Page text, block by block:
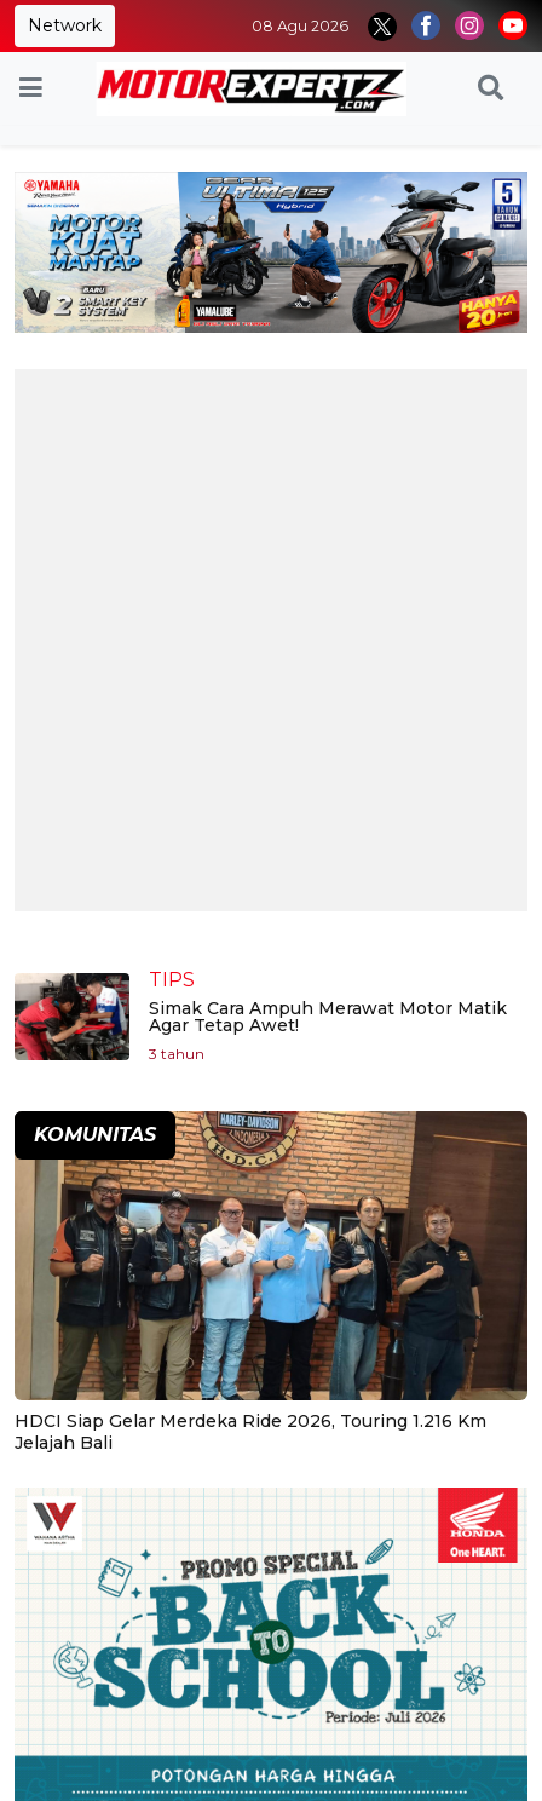
Network 08 Agu 2026
TIPS
Simak Cara Ampuh Merawat Motor Matik
Agar Tetap Awet!
3 tahun
KOMUNITAS
HDCI Siap Gelar Merdeka Ride 2026, Touring 1.216 Km
Jelajah Bali